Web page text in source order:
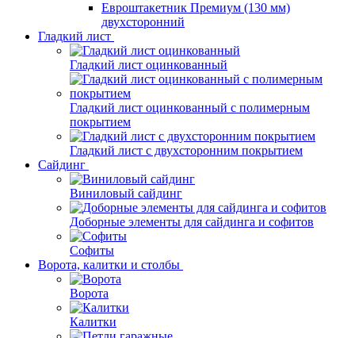
Евроштакетник Премиум (130 мм)
двухсторонний
Гладкий лист
Гладкий лист оцинкованный
Гладкий лист оцинкованный с полимерным
покрытием
Гладкий лист с двухсторонним покрытием
Сайдинг
Виниловый сайдинг
Доборные элементы для сайдинга и софитов
Софиты
Ворота, калитки и столбы
Ворота
Калитки